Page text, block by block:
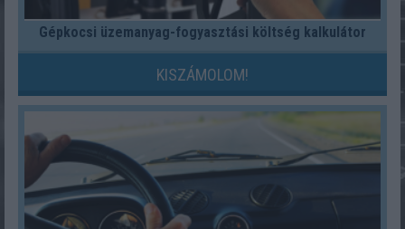
Gépkocsi üzemanyag-fogyasztási költség kalkulátor
KISZÁMOLOM!